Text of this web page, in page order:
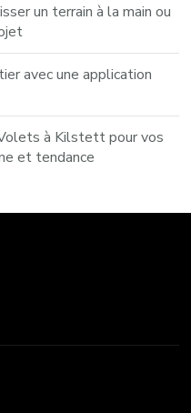
un terrain à la main ou
avec une application
à Kilstett pour vos
et tendance